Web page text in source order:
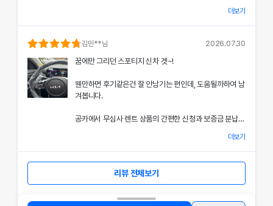
치에 대한 세심한 관리가 직접 눈으로 확인되면서 전체적인
서비스 만족도가 한층 높아졌고, 이러한 경험은 앞으로도
다시 이용하고 싶은 강력한 동기가 되었어요.
돋보여 제게 잊지 못할 기억으로 남았으며, 이 만족스러운
공카의 본부 직거래 시스템 덕분에 렌트료가 매우 합리적으
로 책정되었고, 필요할 때마다 즉시 출고되는 신차 시스템
은 제 일정에 맞춰 안정적으로 차량을 이용할 수 있도록 도
와주었어요.
쏘나타의 우아한 디자인과 최신 편의 기능, 그리고 안전장
치에 대한 상세한 설명은 제 기대 이상이었으며, 전 과정에
어요.
이처럼 체계적이고 친절한 서비스는 앞으로 차량 렌트 시에
도 공카를 우선적으로 이용하게 만들 정도로 만족스러웠으
더보기
김민**님 2026.07.30
꿈에만 그리던 스포티지 신차 겟~!
웬만하면 후기같은건 잘 안남기는 편인데, 도움될까하여 남
겨봅니다.
공카에서 무심사 렌트 상품의 간편한 신청과 보증금 분납,
차량 인수 시 이준호 담당자님께서 따뜻하면서도 세심하게
차량의 기능과 사용법에 대해 설명해주셔서, 처음 이용하는
고객도 쉽게 적응할 수 있었고, 신차의 상태와 관리 시스템
에 대해 확신을 가질 수 있었어요.
더보기
리뷰 전체보기